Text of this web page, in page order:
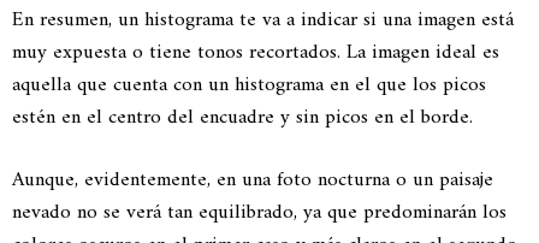
En resumen, un histograma te va a indicar si una imagen está
muy expuesta o tiene tonos recortados. La imagen ideal es
aquella que cuenta con un histograma en el que los picos
estén en el centro del encuadre y sin picos en el borde.
Aunque, evidentemente, en una foto nocturna o un paisaje
nevado no se verá tan equilibrado, ya que predominarán los